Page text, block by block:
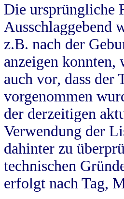
Die ursprüngliche
Ausschlaggebend
z.B. nach der
anzeigen konnten,
auch vor, dass
vorgenommen
der derzeitigen
Verwendung der
dahinter zu
technischen
erfolgt nach Tag,